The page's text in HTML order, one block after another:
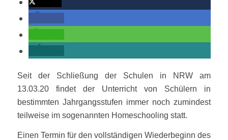
Seit der Schließung der Schulen in NRW am
13.03.20 findet der Unterricht von Schülern in
bestimmten Jahrgangsstufen immer noch zumindest
teilweise im sogenannten Homeschooling statt.
Einen Termin für den vollständigen Wiederbeginn des